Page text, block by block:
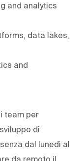
and analytics
data lakes,
and
i team per
di
dal lunedì al
da remoto il